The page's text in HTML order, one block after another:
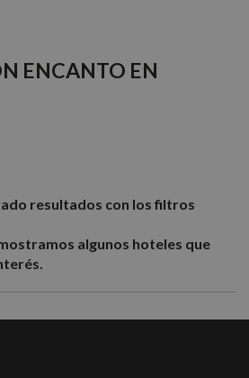
ENCANTO EN
resultados con los filtros
algunos hoteles que